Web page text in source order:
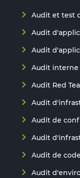
Audit et test
Audit
Audit
Audit interne
Audit Red
Audit
Audit de
Audit
Audit de code
Audit